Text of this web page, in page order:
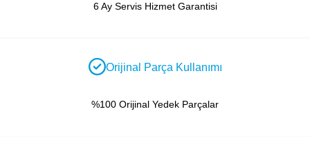
6 Ay Servis Hizmet Garantisi
Orijinal Parça Kullanımı
%100 Orijinal Yedek Parçalar